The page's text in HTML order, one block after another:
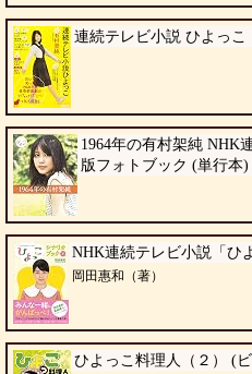
連続テレビ小説 ひよっ
1964年の有村架純 NHK
版フォトブック (単行本)
NHK連続テレビ小説「ひ
岡田惠和（著）
ひよっこ料理人（２） (